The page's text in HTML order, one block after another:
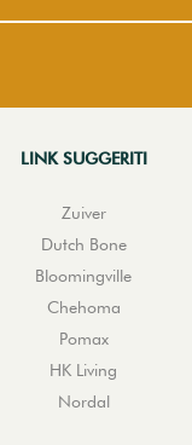
LINK SUGGERITI
Zuiver
Dutch Bone
Bloomingville
Chehoma
Pomax
HK Living
Nordal